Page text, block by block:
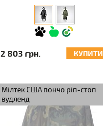
2 803 грн. КУПИТИ
Мілтек США пончо ріп-стоп
вудленд